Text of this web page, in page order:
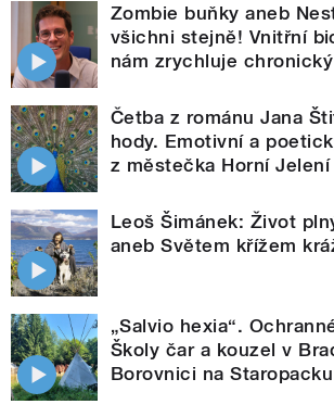
Zombie buňky aneb
všichni stejně! Vnitřní
nám zrychluje
Četba z románu Jana
hody. Emotivní a
z městečka Horní Jelení
Leoš Šimánek: Život
aneb Světem křížem
„Salvio hexia“.
Školy čar a kouzel v
Borovnici na Staropacku